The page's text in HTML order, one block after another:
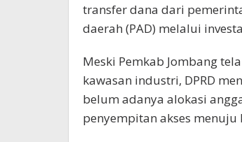
transfer dana dari
daerah (PAD) melalui
Meski Pemkab Jombang
kawasan industri, DPRD
belum adanya alokasi
penyempitan akses